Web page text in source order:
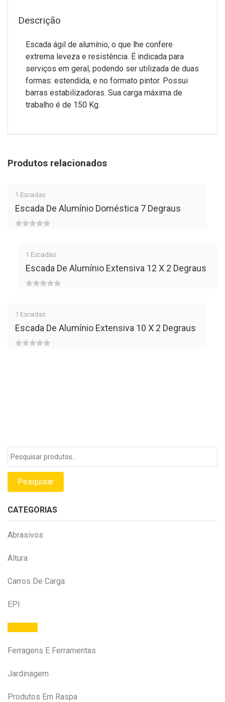
Descrição
Escada ágil de alumínio, o que lhe confere
extrema leveza e resistência. É indicada para
serviços em geral, podendo ser utilizada de duas
formas: estendida, e no formato pintor. Possui
barras estabilizadoras. Sua carga máxima de
trabalho é de 150 Kg.
Produtos relacionados
1 Escadas
Escada De Alumínio Doméstica 7 Degraus
1 Escadas
Escada De Alumínio Extensiva 12 X 2 Degraus
1 Escadas
Escada De Alumínio Extensiva 10 X 2 Degraus
Pesquisar
Pesquisar
CATEGORIAS
Abrasivos
Altura
Carros De Carga
EPI
Ferragens E Ferramentas
Jardinagem
Produtos Em Raspa